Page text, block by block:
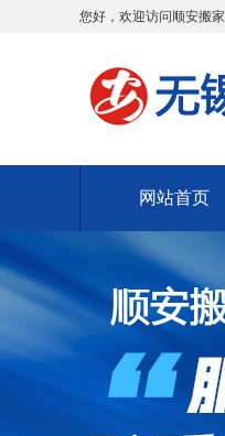
您好，欢迎访问顺安搬
网站首页